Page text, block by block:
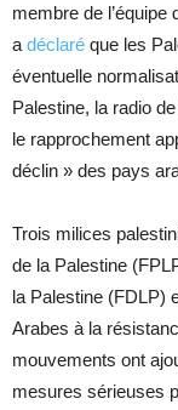
membre de
a déclaré que les
éventuelle
Palestine, la radio
le rapprochement
déclin » des pays
Trois milices
de la Palestine
la Palestine (FDLP)
Arabes à la
mouvements ont
mesures sérieuses